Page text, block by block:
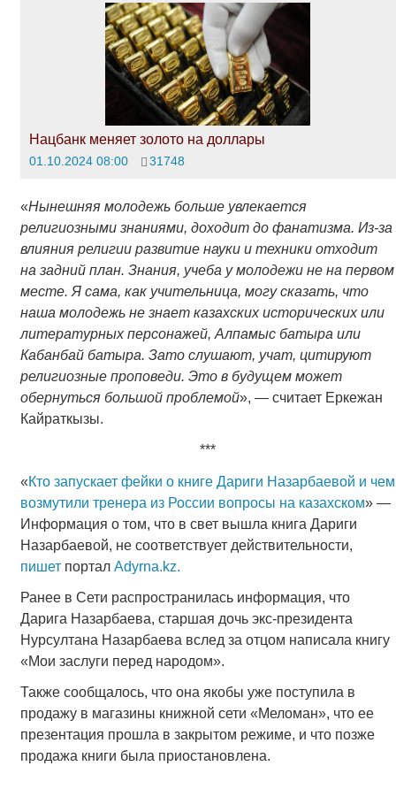
Нацбанк меняет золото на доллары
01.10.2024 08:00 31748
«Нынешняя молодежь больше увлекается
религиозными знаниями, доходит до фанатизма. Из-за
влияния религии развитие науки и техники отходит
на задний план. Знания, учеба у молодежи не на первом
месте. Я сама, как учительница, могу сказать, что
наша молодежь не знает казахских исторических или
литературных персонажей, Алпамыс батыра или
Кабанбай батыра. Зато слушают, учат, цитируют
религиозные проповеди. Это в будущем может
обернуться большой проблемой», — считает Еркежан
Кайраткызы.
***
«Кто запускает фейки о книге Дариги Назарбаевой и чем
возмутили тренера из России вопросы на казахском» —
Информация о том, что в свет вышла книга Дариги
Назарбаевой, не соответствует действительности,
пишетпортал Adyrna.kz.
Ранее в Сети распространилась информация, что
Дарига Назарбаева, старшая дочь экс-президента
Нурсултана Назарбаева вслед за отцом написала книгу
«Мои заслуги перед народом».
Также сообщалось, что она якобы уже поступила в
продажу в магазины книжной сети «Меломан», что ее
презентация прошла в закрытом режиме, и что позже
продажа книги была приостановлена.